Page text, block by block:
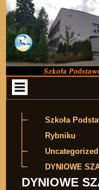
Szkoła
Rybniku
Uncategorized
DYNIOWE
DYNIOWE